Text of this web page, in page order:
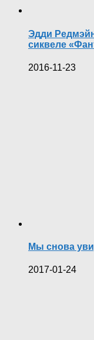
Эдди
сиквеле
2016-11-23
Мы снова
2017-01-24